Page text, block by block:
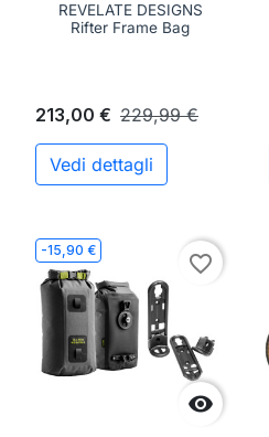
REVELATE DESIGNS
Rifter Frame Bag
213,00 € 229,99 €
Vedi dettagli
-15,90 €

favorite_border